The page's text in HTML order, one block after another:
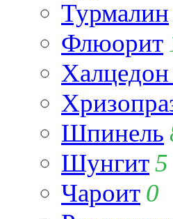
Турмалин
Флюорит
Шпинель
Шунгит5
Чароит 0